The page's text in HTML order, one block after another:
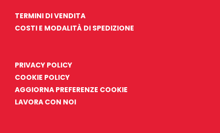
TERMINI DI VENDITA
COSTI E MODALITÀ DI SPEDIZIONE
PRIVACY POLICY
COOKIE POLICY
AGGIORNA PREFERENZE COOKIE
LAVORA CON NOI